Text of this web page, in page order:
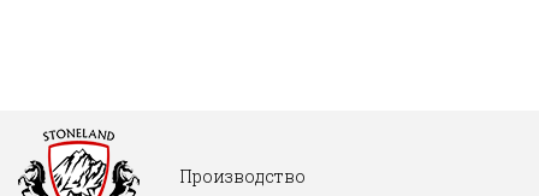
Производство